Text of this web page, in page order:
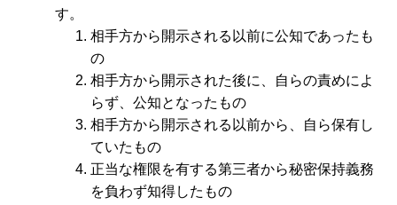
す。
相手方から開示される以前に公知であったも
の
相手方から開示された後に、自らの責めによ
らず、公知となったもの
相手方から開示される以前から、自ら保有し
ていたもの
正当な権限を有する第三者から秘密保持義務
を負わず知得したもの